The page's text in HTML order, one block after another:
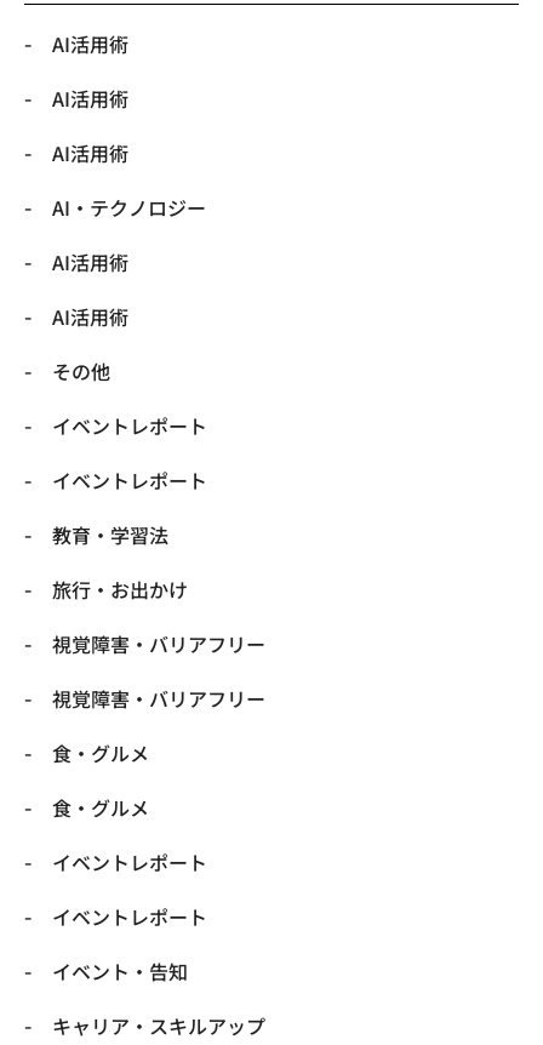
AI活用術
AI活用術
AI活用術
​AI・テクノロジー
​AI活用術
​AI活用術
​その他
​イベントレポート
​イベントレポート
​教育・学習法
​旅行・お出かけ
​視覚障害・バリアフリー
​視覚障害・バリアフリー
​食・グルメ
​食・グルメ
イベントレポート
イベントレポート
イベント・告知
キャリア・スキルアップ